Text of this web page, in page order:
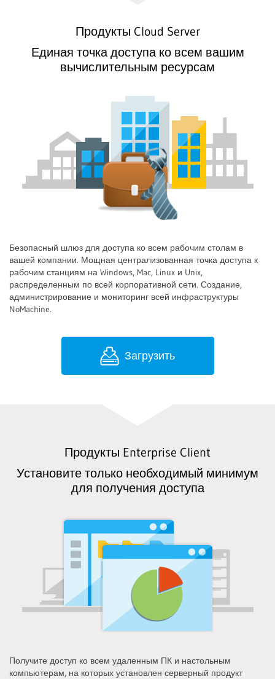
Продукты Cloud Server
Единая точка доступа ко всем вашим
вычислительным ресурсам
Безопасный шлюз для доступа ко всем рабочим столам в
вашей компании. Мощная централизованная точка доступа к
рабочим станциям на Windows, Mac, Linux и Unix,
распределенным по всей корпоративной сети. Создание,
администрирование и мониторинг всей инфраструктуры
NoMachine.
Загрузить
Продукты Enterprise Client
Установите только необходимый минимум
для получения доступа
Получите доступ ко всем удаленным ПК и настольным
компьютерам, на которых установлен серверный продукт